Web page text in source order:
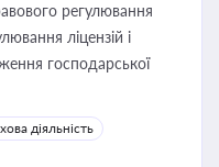
регулювання
ліцензій і
господарської
діяльність